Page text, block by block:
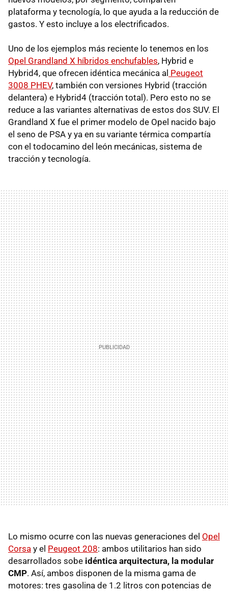
plataforma y tecnología, lo que ayuda a la reducción de
gastos. Y esto incluye a los electrificados.
Uno de los ejemplos más reciente lo tenemos en los
Opel Grandland X híbridos enchufables, Hybrid e
Hybrid4, que ofrecen idéntica mecánica al Peugeot
3008 PHEV, también con versiones Hybrid (tracción
delantera) e Hybrid4 (tracción total). Pero esto no se
reduce a las variantes alternativas de estos dos SUV. El
Grandland X fue el primer modelo de Opel nacido bajo
el seno de PSA y ya en su variante térmica compartía
con el todocamino del león mecánicas, sistema de
tracción y tecnología.
Lo mismo ocurre con las nuevas generaciones del Opel
Corsa y el Peugeot 208: ambos utilitarios han sido
desarrollados sobe idéntica arquitectura, la modular
CMP. Así, ambos disponen de la misma gama de
motores: tres gasolina de 1.2 litros con potencias de